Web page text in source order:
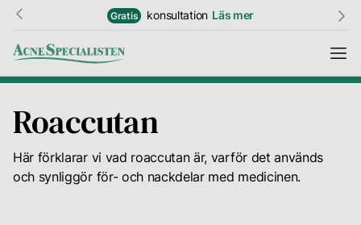
Information
Resultat
Gratis konsultation Läs mer
Roaccutan
Här förklarar vi vad roaccutan är, varför det används
och synliggör för- och nackdelar med medicinen.